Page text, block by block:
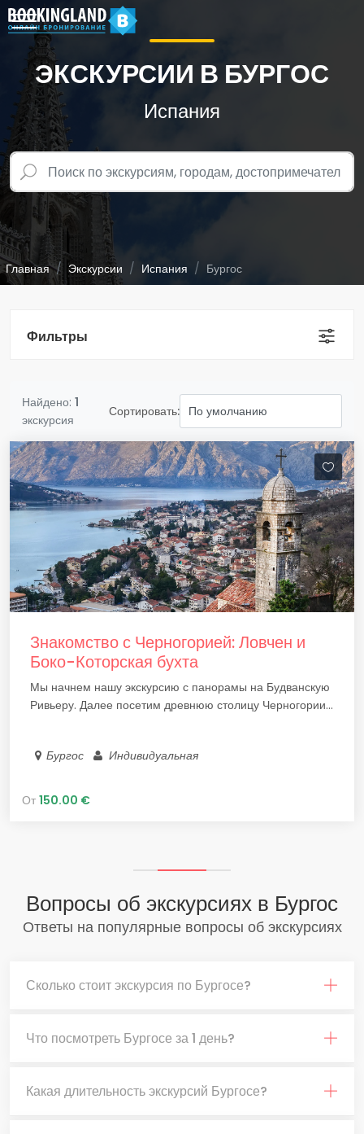
ЭКСКУРСИИ В БУРГОС
Испания
Главная Экскурсии Испания Бургос
Фильтры
Найдено: 1
экскурсия
Сортировать:
Знакомство с Черногорией: Ловчен и
Боко-Которская бухта
Мы начнем нашу экскурсию с панорамы на Будванскую
Ривьеру. Далее посетим древнюю столицу Черногории...
Бургос Индивидуальная
От 150.00 €
Вопросы об экскурсиях в Бургос
Ответы на популярные вопросы об экскурсиях
Сколько стоит экскурсия по Бургосе?
Что посмотреть Бургосе за 1 день?
Какая длительность экскурсий Бургосе?